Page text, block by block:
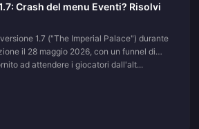
Crash del menu Eventi? Risolvi
1.7 ("The Imperial Palace") durante
il 28 maggio 2026, con un funnel di
ad attendere i giocatori dall'alt...